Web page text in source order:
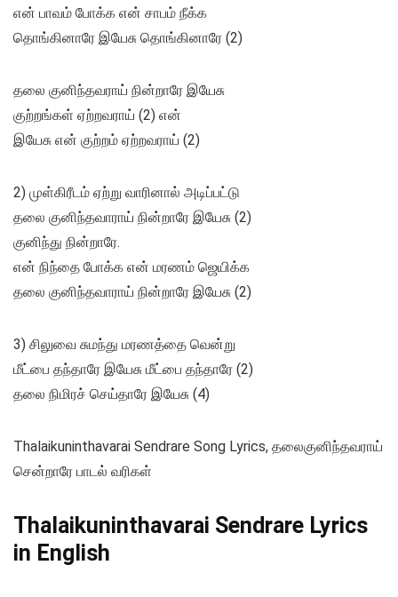
என் பாவம் போக்க என் சாபம் நீக்க
தொங்கினாரே இயேசு தொங்கினாரே (2)
தலை குனிந்தவராய் நின்றாரே இயேசு
குற்றங்கள் ஏற்றவராய் (2) என்
இயேசு என் குற்றம் ஏற்றவராய் (2)
2) முள்கிரீடம் ஏற்று வாரினால் அடிப்பட்டு
தலை குனிந்தவாராய் நின்றாரே இயேசு (2)
குனிந்து நின்றாரே.
என் நிந்தை போக்க என் மரணம் ஜெயிக்க
தலை குனிந்தவாராய் நின்றாரே இயேசு (2)
3) சிலுவை சுமந்து மரணத்தை வென்று
மீட்பை தந்தாரே இயேசு மீட்பை தந்தாரே (2)
தலை நிமிரச் செய்தாரே இயேசு (4)
Thalaikuninthavarai Sendrare Song Lyrics, தலைகுனிந்தவராய்
சென்றாரே பாடல் வரிகள்
Thalaikuninthavarai Sendrare Lyrics
in English